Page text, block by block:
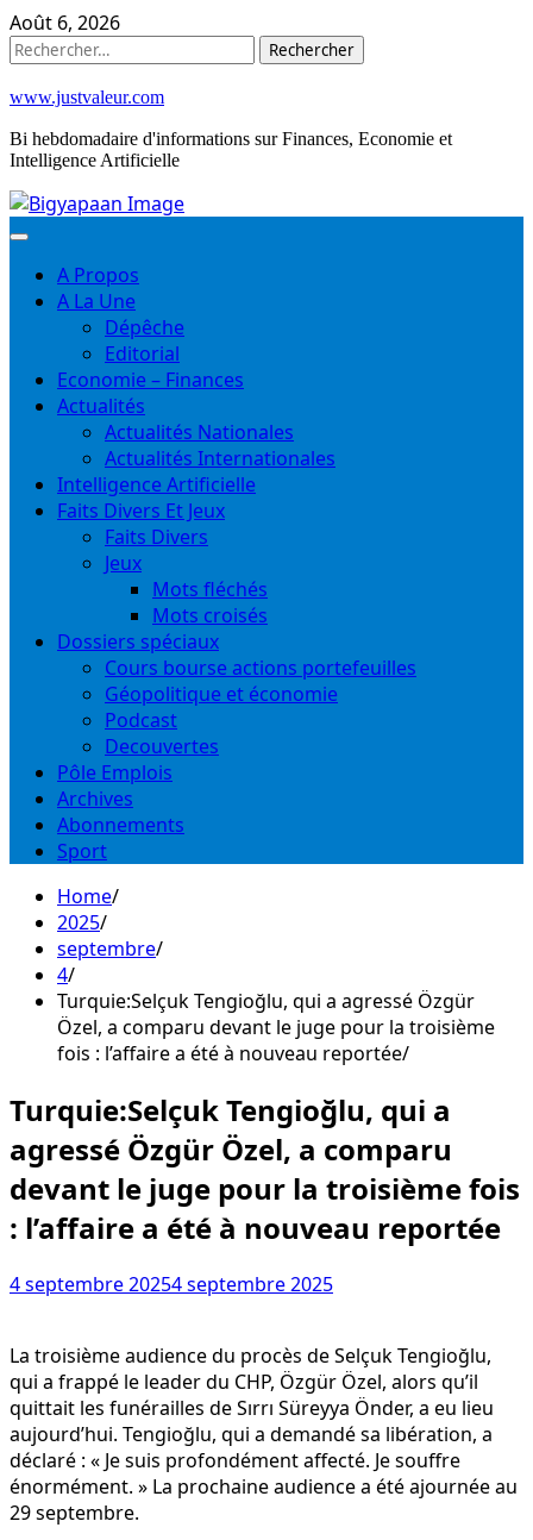
Skip
to
Août 6, 2026
Rechercher :
www.justvaleur.com
Bi hebdomadaire d'informations sur Finances, Economie et
Intelligence Artificielle
A Propos
A La Une
Dépêche
Editorial
Economie – Finances
Actualités
Actualités Nationales
Actualités Internationales
Intelligence Artificielle
Faits Divers Et Jeux
Faits Divers
Jeux
Mots fléchés
Mots croisés
Dossiers spéciaux
Cours bourse actions portefeuilles
Géopolitique et économie
Podcast
Decouvertes
Pôle Emplois
Archives
Abonnements
Sport
Home
2025
septembre
4
Turquie:Selçuk Tengioğlu, qui a agressé Özgür
Özel, a comparu devant le juge pour la troisième
fois : l’affaire a été à nouveau reportée
Turquie:Selçuk Tengioğlu, qui a
agressé Özgür Özel, a comparu
devant le juge pour la troisième fois
: l’affaire a été à nouveau reportée
4 septembre 20254 septembre 2025
La troisième audience du procès de Selçuk Tengioğlu,
qui a frappé le leader du CHP, Özgür Özel, alors qu’il
quittait les funérailles de Sırrı Süreyya Önder, a eu lieu
aujourd’hui. Tengioğlu, qui a demandé sa libération, a
déclaré : « Je suis profondément affecté. Je souffre
énormément. » La prochaine audience a été ajournée au
29 septembre.